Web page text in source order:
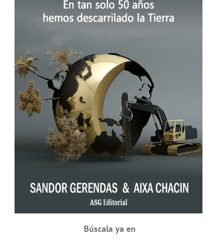
Búscala ya en